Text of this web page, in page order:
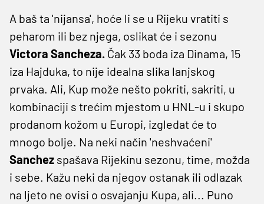
A baš ta 'nijansa', hoće li se u Rijeku vratiti s
peharom ili bez njega, oslikat će i sezonu
Victora Sancheza. Čak 33 boda iza Dinama, 15
iza Hajduka, to nije idealna slika lanjskog
prvaka. Ali, Kup može nešto pokriti, sakriti, u
kombinaciji s trećim mjestom u HNL-u i skupo
prodanom kožom u Europi, izgledat će to
mnogo bolje. Na neki način 'neshvaćeni'
Sanchez spašava Rijekinu sezonu, time, možda
i sebe. Kažu neki da njegov ostanak ili odlazak
na ljeto ne ovisi o osvajanju Kupa, ali... Puno